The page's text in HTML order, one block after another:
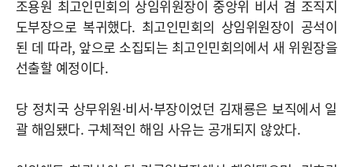
조용원 최고인민회의 상임위원장이 중앙위 비서 겸 조직지
도부장으로 복귀했다. 최고인민회의 상임위원장이 공석이
된 데 따라, 앞으로 소집되는 최고인민회의에서 새 위원장을
선출할 예정이다.
당 정치국 상무위원·비서·부장이었던 김재룡은 보직에서 일
괄 해임됐다. 구체적인 해임 사유는 공개되지 않았다.